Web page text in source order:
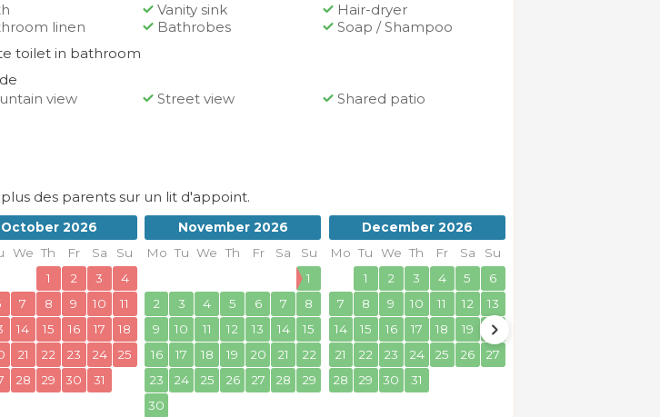
Vanity sink
Hair-dryer
linen
Bathrobes
Soap / Shampoo
toilet in bathroom
view
Street view Shared patio
des parents sur un lit d'appoint.
October 2026
We Th Fr Sa
Su
1
2 3
4
7 8 9 10
11
14 15 16 17
18
21 22 23 24
25
28 29 30 31
November 2026
Mo Tu We Th Fr Sa
Su
1
2
3 4 5 6 7
8
9
10 11 12 13 14
15
16
17 18 19 20 21
22
23
24 25 26 27 28
29
30
December 2026
Mo Tu We Th Fr Sa
Su
1
2 3 4 5
6
7
8 9 10 11 12
13
14
15 16 17 18 19
20
21
22 23 24 25 26
27
28
29 30 31